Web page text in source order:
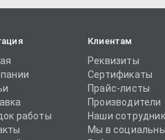
работы
Клиентам
Реквизиты
Сертификаты
Прайс-листы
Производители
Наши
Мы в